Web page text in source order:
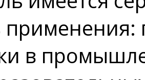
применения:
в